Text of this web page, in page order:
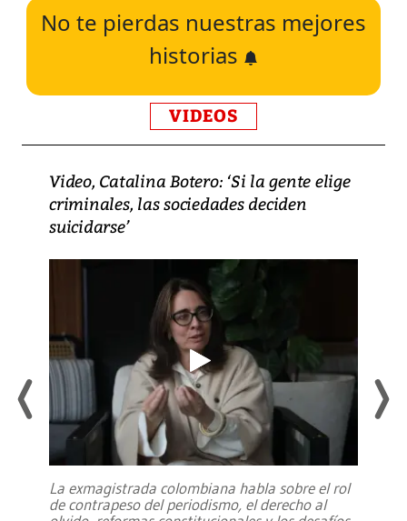
No te pierdas nuestras mejores
historias
VIDEOS
Video, Catalina Botero: ‘Si la gente elige
criminales, las sociedades deciden
suicidarse’
La exmagistrada colombiana habla sobre el rol
de contrapeso del periodismo, el derecho al